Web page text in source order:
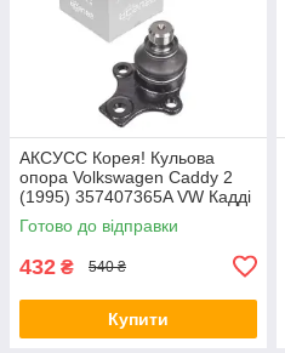
AКСУСС Корея! Кульова
опора Volkswagen Caddy 2
(1995) 357407365A VW Кадді
2. Aксусс Корея - Оригинал!
Готово до відправки
432 ₴ 540 ₴
Купити